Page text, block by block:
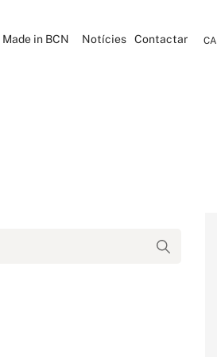
CA
Made in BCN Notícies Contactar